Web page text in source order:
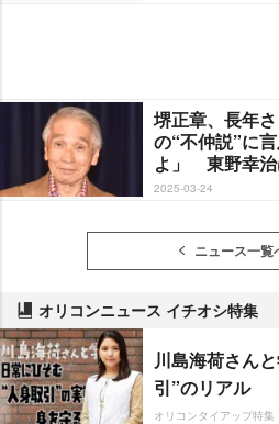
堺正章、長年
の“不仲説”に
よ」 東野幸治
2025-03-24
ニュース一覧
オリコンニュース イチオシ特集
川島海荷さん
引”のリアル
オリコンタイアップ特集